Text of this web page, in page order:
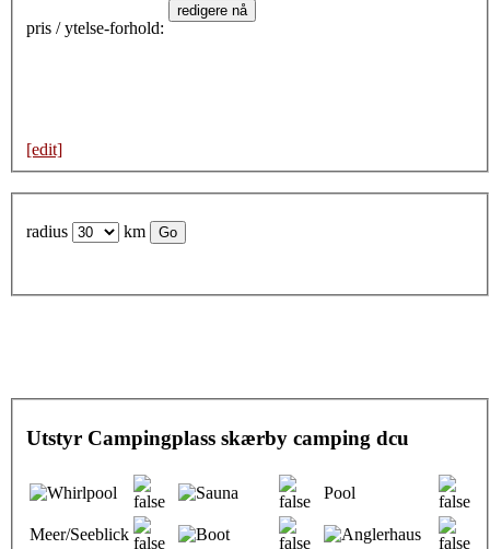
pris / ytelse-forhold:
[edit]
radius km
Utstyr Campingplass skærby camping dcu
Pool
Meer/Seeblick